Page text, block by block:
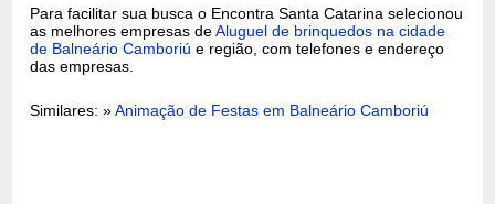
Para facilitar sua busca o Encontra Santa Catarina selecionou
as melhores empresas deAluguel de brinquedos na cidade
de Balneário Camboriú e região, com telefones e endereço
das empresas.
Similares: »Animação de Festas em Balneário Camboriú